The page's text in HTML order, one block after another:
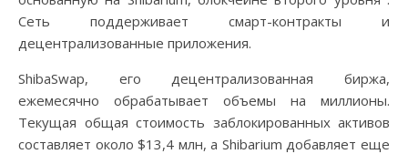
Сеть поддерживает смарт-контракты и
децентрализованные приложения.
ShibaSwap, его децентрализованная биржа,
ежемесячно обрабатывает объемы на миллионы.
Текущая общая стоимость заблокированных активов
составляет около $13,4 млн, а Shibarium добавляет еще